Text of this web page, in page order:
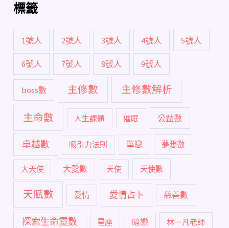
標籤
1號人 2號人 3號人 4號人 5號人
6號人 7號人 8號人 9號人
boss數 主修數 主修數解析
主命數 人生課題 催眠 公益數
卓越數 吸引力法則 單戀 夢想數
大天使 大愛數 天使 天使數
天賦數 愛情 愛情占卜 慈善數
探索生命靈數 星座 暗戀 林一凡老師